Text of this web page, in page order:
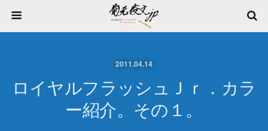
2011.04.14
ロイヤルフラッシュＪｒ．カラ
ー紹介。その１。